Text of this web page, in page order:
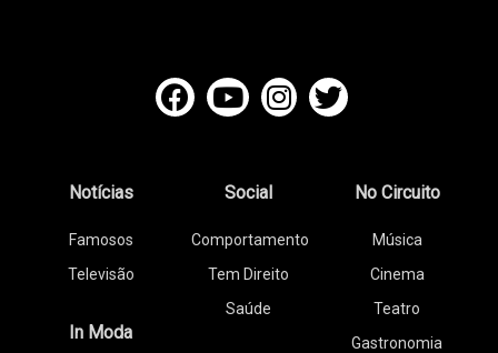
Notícias
Famosos
Televisão
In Moda
Social
Comportamento
Tem Direito
Saúde
No Circuito
Música
Cinema
Teatro
Gastronomia